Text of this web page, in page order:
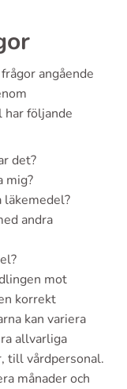
angående
har följande
det?
mig?
läkemedel?
andra
mot
korrekt
kan variera
allvarliga
till vårdpersonal.
månader och